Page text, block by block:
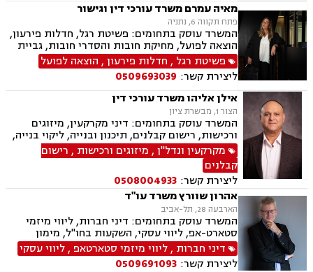
מאיה עמרם משרד עורכי דין וגישור
פתח תקווה 6, נתניה
המשרד עוסק בתחומים: פשיטת רגל, חדלות פירעון,
הוצאה לפועל, מחיקת חובות והסדרי חובות, גביית
חובות, ירושות וצוואות, ייפוי כוח מתמשך, דיני
חברות, פירוקים והקפאת הליכים, מיזוגים ורכישות,
ליווי עסקי, ליווי מיזמי סטרטאפ.
פשיטת רגל , חדלות פירעון, הוצאה לפועל
ליצירת קשר: 0509693039
אילן אליהו משרד עורכי דין
הצור 1, מבשרת ציון
המשרד עוסק בתחומים: דיני מקרקעין, מיזוגים
ורכישות, רישום קבלנים, תיכנון ובנייה, ליקוי בנייה,
מגרשים לבנייה.
מקרקעין ונדל"ן, מיזוגים ורכישות , רישום
קבלנים
ליצירת קשר: 0508004933
אהרון שוורץ משרד עו"ד
הארבעה 28, תל-אביב
המשרד עוסק בתחומים: דיני חברות, ליווי מיזמי
סטארט-אפ, ליווי עסקי, השקעות בחו"ל, מימון
חברות, מיזוגים ורכישות, מסחר בינלאומי, גישור
עסקי, דיני הייטק
דיני חברות ,ליווי מיזמי סטארטאפ ,ליווי עסקי
ליצירת קשר: 0509691093